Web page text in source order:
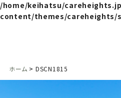
/home/keihatsu/
content/themes/careheights/
ホーム DSCN1815